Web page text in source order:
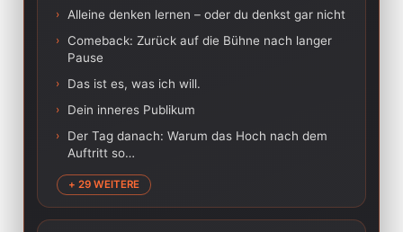
› Alleine denken lernen – oder du denkst gar nicht
› Comeback: Zurück auf die Bühne nach langer
Pause
› Das ist es, was ich will.
› Dein inneres Publikum
›
Der Tag danach: Warum das Hoch nach dem
Auftritt so…
+ 29 WEITERE